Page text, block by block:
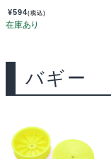
¥594(税込)
バギー